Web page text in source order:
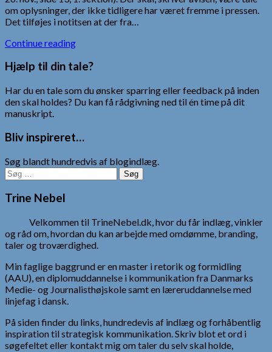
om oplysninger, der ikke tidligere har været fremme i pressen.
Det tilføjes i notitsen at der fra…
Continue reading
Hjælp til din tale?
Har du en tale som du ønsker sparring eller feedback på inden
den skal holdes? Du kan få rådgivning ned til én time på dit
manuskript.
Bliv inspireret…
Søg blandt hundredvis af blogindlæg.
Søg
efter:
Trine Nebel
Velkommen til TrineNebel.dk, hvor du får indlæg, vinkler
og råd om, hvordan du kan arbejde med omdømme, branding,
taler og troværdighed.
Min faglige baggrund er en master i retorik og formidling
(AAU), en diplomuddannelse i kommunikation fra Danmarks
Medie- og Journalisthøjskole samt en læreruddannelse med
linjefag i dansk.
På siden finder du links, hundredevis af indlæg og forhåbentlig
inspiration til strategisk kommunikation. Skriv blot et ord i
søgefeltet eller kontakt mig om taler du selv skal holde,